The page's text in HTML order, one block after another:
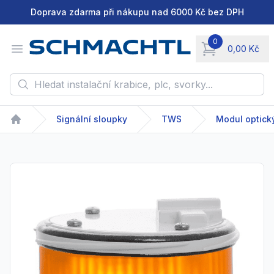
Doprava zdarma při nákupu nad 6000 Kč bez DPH
Open menu
0
0,00 Kč
items in cart,
Hledat instalační krabice, plc, svorky...
Home
Signální sloupky TWS Modul